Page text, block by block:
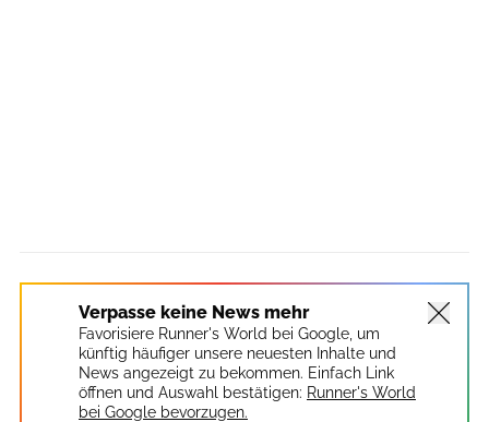
Verpasse keine News mehr
Favorisiere Runner's World bei Google, um
künftig häufiger unsere neuesten Inhalte und
News angezeigt zu bekommen. Einfach Link
öffnen und Auswahl bestätigen: Runner's World
bei Google bevorzugen.